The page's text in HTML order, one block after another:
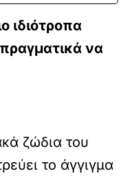
ιδιότροπα
να
ζώδια του
το άγγιγμα